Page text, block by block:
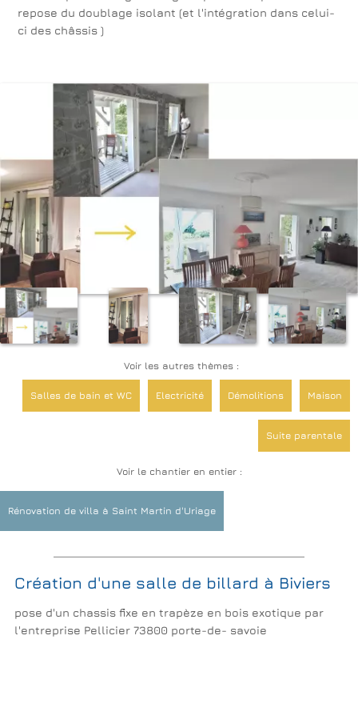
Voir le chantier en entier :
Rénovation de villa à Saint Martin d'Uriage
Voir les autres thèmes :
Maison
Démolitions
Electricité
Salles de bain et WC
Suite parentale
repose du doublage isolant (et l'intégration dans celui-
ci des châssis )
Création d'une salle de billard à Biviers
pose d'un chassis fixe en trapèze en bois exotique par
l'entreprise Pellicier 73800 porte-de- savoie